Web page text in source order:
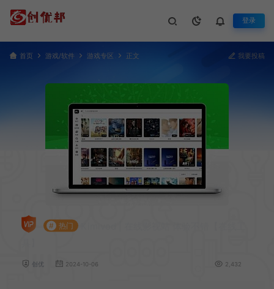
登录
首页 游戏/软件 游戏专区 正文 我要投稿
# 热门
创优 2024-10-06 2,432